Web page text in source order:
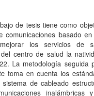
de tesis tiene como
comunicaciones basado
los servicios de
centro de salud la
La metodología seguida
toma en cuenta los
de cableado
inalámbricas